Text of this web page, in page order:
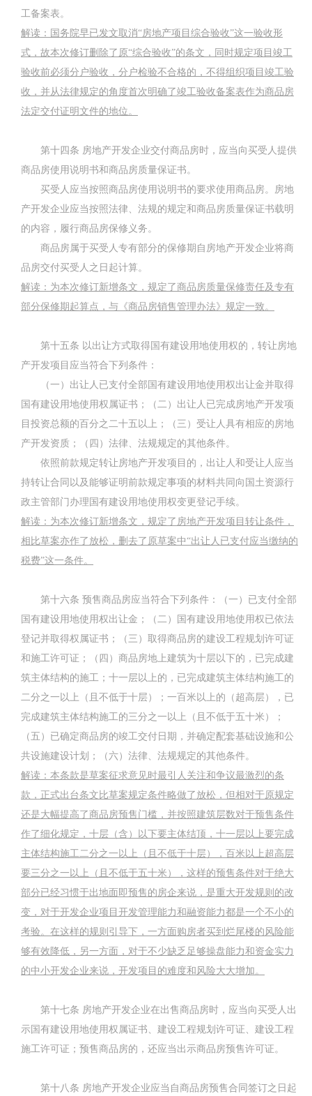
工备案表。
解读：国务院早已发文取消“房地产项目综合验收”这一验收形
式，故本次修订删除了原“综合验收”的条文，同时规定项目竣工
验收前必须分户验收，分户检验不合格的，不得组织项目竣工验
收，并从法律规定的角度首次明确了竣工验收备案表作为商品房
法定交付证明文件的地位。
第十四条 房地产开发企业交付商品房时，应当向买受人提供
商品房使用说明书和商品房质量保证书。
买受人应当按照商品房使用说明书的要求使用商品房。房地
产开发企业应当按照法律、法规的规定和商品房质量保证书载明
的内容，履行商品房保修义务。
商品房属于买受人专有部分的保修期自房地产开发企业将商
品房交付买受人之日起计算。
解读：为本次修订新增条文，规定了商品房质量保修责任及专有
部分保修期起算点，与《商品房销售管理办法》规定一致。
第十五条 以出让方式取得国有建设用地使用权的，转让房地
产开发项目应当符合下列条件：
（一）出让人已支付全部国有建设用地使用权出让金并取得
国有建设用地使用权属证书；（二）出让人已完成房地产开发项
目投资总额的百分之二十五以上；（三）受让人具有相应的房地
产开发资质；（四）法律、法规规定的其他条件。
依照前款规定转让房地产开发项目的，出让人和受让人应当
持转让合同以及能够证明前款规定事项的材料共同向国土资源行
政主管部门办理国有建设用地使用权变更登记手续。
解读：为本次修订新增条文，规定了房地产开发项目转让条件，
相比草案亦作了放松，删去了原草案中 “出让人已支付应当缴纳的
税费”这一条件。
第十六条 预售商品房应当符合下列条件：（一）已支付全部
国有建设用地使用权出让金；（二）国有建设用地使用权已依法
登记并取得权属证书；（三）取得商品房的建设工程规划许可证
和施工许可证；（四）商品房地上建筑为十层以下的，已完成建
筑主体结构的施工；十一层以上的，已完成建筑主体结构施工的
二分之一以上（且不低于十层）；一百米以上的（超高层），已
完成建筑主体结构施工的三分之一以上（且不低于五十米）；
（五）已确定商品房的竣工交付日期，并确定配套基础设施和公
共设施建设计划；（六）法律、法规规定的其他条件。
解读：本条款是草案征求意见时最引人关注和争议最激烈的条
款，正式出台条文比草案规定条件略做了放松，但相对于原规定
还是大幅提高了商品房预售门槛，并按照建筑层数对于预售条件
作了细化规定，十层（含）以下要主体结顶，十一层以上要完成
主体结构施工二分之一以上（且不低于十层），百米以上超高层
要三分之一以上（且不低于五十米），这样的预售条件对于绝大
部分已经习惯于出地面即预售的房企来说，是重大开发规则的改
变，对于开发企业项目开发管理能力和融资能力都是一个不小的
考验。在这样的规则引导下，一方面购房者买到烂尾楼的风险能
够有效降低，另一方面，对于不少缺乏足够操盘能力和资金实力
的中小开发企业来说，开发项目的难度和风险大大增加。
第十七条 房地产开发企业在出售商品房时，应当向买受人出
示国有建设用地使用权属证书、建设工程规划许可证、建设工程
施工许可证；预售商品房的，还应当出示商品房预售许可证。
第十八条 房地产开发企业应当自商品房预售合同签订之日起